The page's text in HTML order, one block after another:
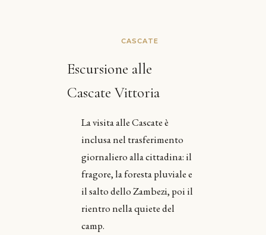
CASCATE
Escursione alle
Cascate Vittoria
La visita alle Cascate è
inclusa nel trasferimento
giornaliero alla cittadina: il
fragore, la foresta pluviale e
il salto dello Zambezi, poi il
rientro nella quiete del
camp.